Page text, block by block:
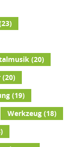
(20)
(20)
(19)
Werkzeug(18)